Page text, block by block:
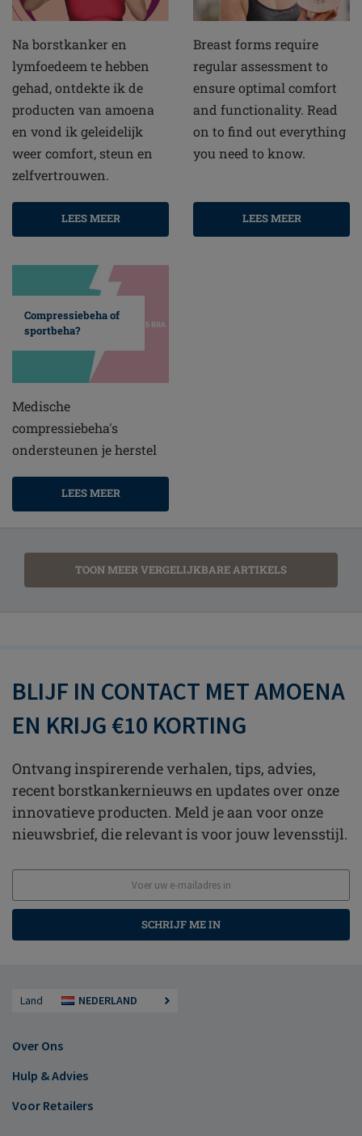
Na borstkanker en
lymfoedeem te hebben
gehad, ontdekte ik de
producten van amoena
en vond ik geleidelijk
weer comfort, steun en
zelfvertrouwen.
LEES MEER
Breast forms require
regular assessment to
ensure optimal comfort
and functionality. Read
on to find out everything
you need to know.
LEES MEER
Compressiebeha of
sportbeha?
Medische
compressiebeha's
ondersteunen je herstel
LEES MEER
TOON MEER VERGELIJKBARE ARTIKELS
BLIJF IN CONTACT MET AMOENA
EN KRIJG €10 KORTING
Ontvang inspirerende verhalen, tips, advies,
recent borstkankernieuws en updates over onze
innovatieve producten. Meld je aan voor onze
nieuwsbrief, die relevant is voor jouw levensstijl.
SCHRIJF ME IN
Land NEDERLAND
Over Ons
Hulp & Advies
Voor Retailers